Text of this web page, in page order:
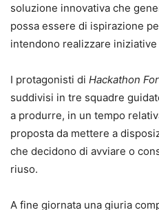
soluzione innovativa che
possa essere di ispirazione
intendono realizzare
I protagonisti di Hackathon
suddivisi in tre squadre
a produrre, in un tempo
proposta da mettere a
che decidono di avviare o
riuso.
A fine giornata una giuria